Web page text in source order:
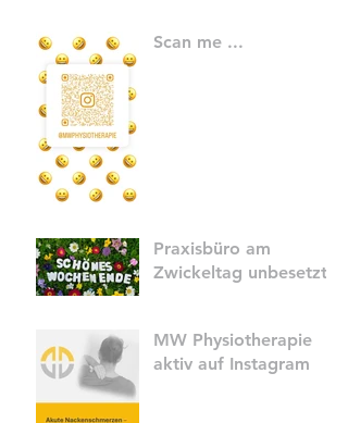
Scan me ...
Praxisbüro am
Zwickeltag unbesetzt
MW Physiotherapie
aktiv auf Instagram